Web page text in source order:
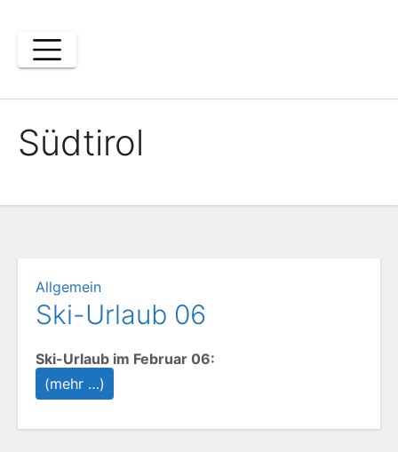
springen
Südtirol
Allgemein
Ski-Urlaub 06
Ski-Urlaub im Februar 06:
(mehr …)